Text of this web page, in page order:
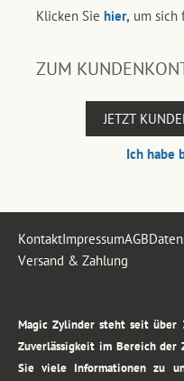
Klicken Sie hier, um sich
ZUM
JETZT
Ich habe
KontaktImpressumAGB
Versand & Zahlung
Magic Zylinder steht seit über
Zuverlässigkeit im Bereich der
Sie viele Informationen zu